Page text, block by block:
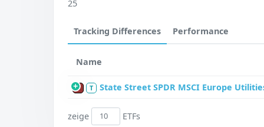
25
Tracking Differences Performance
Name
P T State Street SPDR MSCI Europe
zeige ETFs